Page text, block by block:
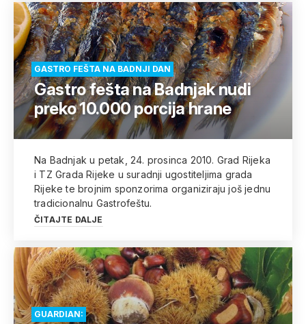
GASTRO FEŠTA NA BADNJI DAN
Gastro fešta na Badnjak nudi
preko 10.000 porcija hrane
Na Badnjak u petak, 24. prosinca 2010. Grad Rijeka
i TZ Grada Rijeke u suradnji ugostiteljima grada
Rijeke te brojnim sponzorima organiziraju još jednu
tradicionalnu Gastrofeštu.
ČITAJTE DALJE
GUARDIAN: